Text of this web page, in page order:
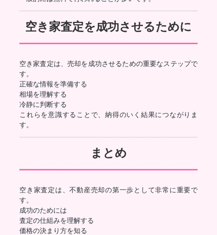
空き家査定を成功させるために
空き家査定は、売却を成功させるための重要なステップで
す。
正確な情報を準備する
相場を理解する
冷静に判断する
これらを意識することで、納得のいく結果につながりま
す。
まとめ
空き家査定は、不動産売却の第一歩として非常に重要で
す。
成功のためには
査定の仕組みを理解する
価格の決まり方を知る